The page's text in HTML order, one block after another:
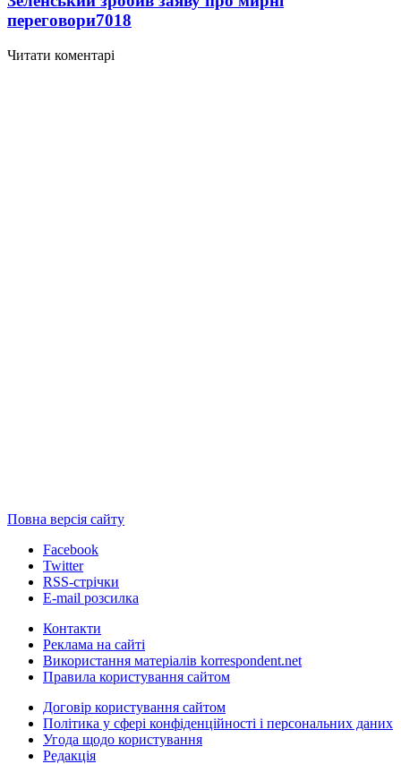
переговори7018
Читати коментарі
Повна версія сайту
Facebook
Twitter
RSS-стрічки
E-mail розсилка
Контакти
Реклама на сайті
Використання матеріалів korrespondent.net
Правила користування сайтом
Договір користування сайтом
Політика у сфері конфіденційності і персональних даних
Угода щодо користування
Редакція